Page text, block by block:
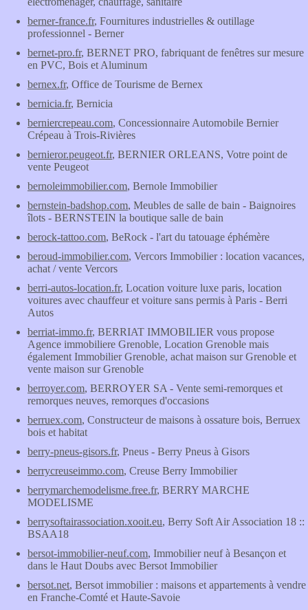
berner-france.fr, Fournitures industrielles & outillage
professionnel - Berner
bernet-pro.fr, BERNET PRO, fabriquant de fenêtres sur mesure
en PVC, Bois et Aluminum
bernex.fr, Office de Tourisme de Bernex
bernicia.fr, Bernicia
berniercrepeau.com, Concessionnaire Automobile Bernier
Crépeau à Trois-Rivières
bernieror.peugeot.fr, BERNIER ORLEANS, Votre point de
vente Peugeot
bernoleimmobilier.com, Bernole Immobilier
bernstein-badshop.com, Meubles de salle de bain - Baignoires
îlots - BERNSTEIN la boutique salle de bain
berock-tattoo.com, BeRock - l'art du tatouage éphémère
beroud-immobilier.com, Vercors Immobilier : location vacances,
achat / vente Vercors
berri-autos-location.fr, Location voiture luxe paris, location
voitures avec chauffeur et voiture sans permis à Paris - Berri
Autos
berriat-immo.fr, BERRIAT IMMOBILIER vous propose
Agence immobiliere Grenoble, Location Grenoble mais
également Immobilier Grenoble, achat maison sur Grenoble et
vente maison sur Grenoble
berroyer.com, BERROYER SA - Vente semi-remorques et
remorques neuves, remorques d'occasions
berruex.com, Constructeur de maisons à ossature bois, Berruex
bois et habitat
berry-pneus-gisors.fr, Pneus - Berry Pneus à Gisors
berrycreuseimmo.com, Creuse Berry Immobilier
berrymarchemodelisme.free.fr, BERRY MARCHE
MODELISME
berrysoftairassociation.xooit.eu, Berry Soft Air Association 18 ::
BSAA18
bersot-immobilier-neuf.com, Immobilier neuf à Besançon et
dans le Haut Doubs avec Bersot Immobilier
bersot.net, Bersot immobilier : maisons et appartements à vendre
en Franche-Comté et Haute-Savoie